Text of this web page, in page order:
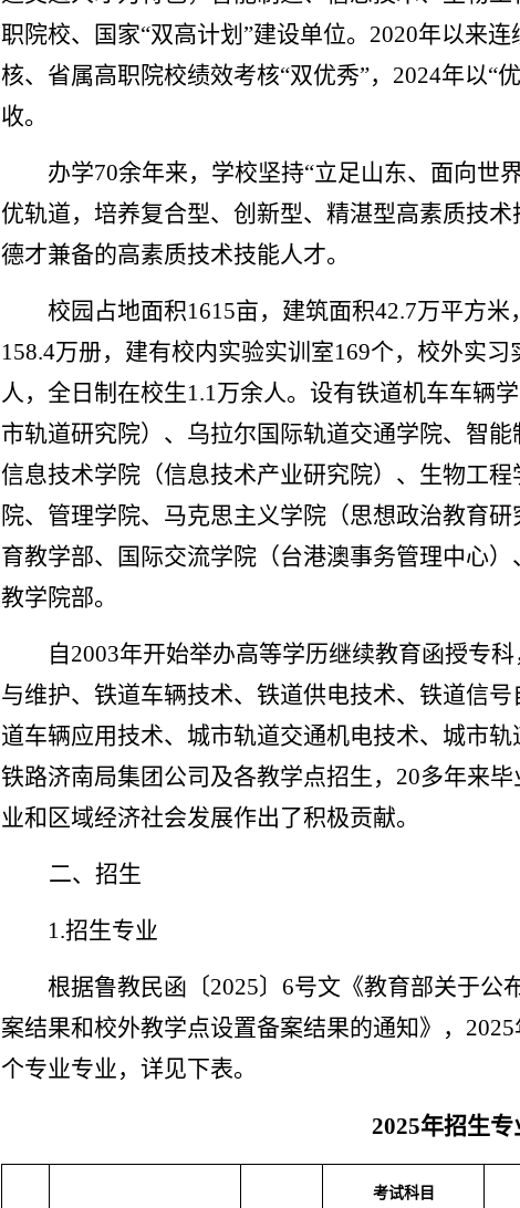
职院校、国家“双高计划”建设单位。2020年以来
核、省属高职院校绩效考核“双优秀”，2024年以“
收。
办学70余年来，学校坚持“立足山东、面向世
优轨道，培养复合型、创新型、精湛型高素质技
德才兼备的高素质技术技能人才。
校园占地面积1615亩，建筑面积42.7万平方
158.4万册，建有校内实验实训室169个，校外实
人，全日制在校生1.1万余人。设有铁道机车车辆
市轨道研究院）、乌拉尔国际轨道交通学院、智
信息技术学院（信息技术产业研究院）、生物工
院、管理学院、马克思主义学院（思想政治教育
育教学部、国际交流学院（台港澳事务管理中心
教学院部。
自2003年开始举办高等学历继续教育函授专科
与维护、铁道车辆技术、铁道供电技术、铁道信
道车辆应用技术、城市轨道交通机电技术、城市
铁路济南局集团公司 及各教学点招生， 20多年来
业和区域经济社会发展作出了积极贡献。
二、招生
1.招生专业
根据鲁教民函〔2025〕6号文《教育部关于公
案结果和校外教学点设置备案结果的通知》，
个专业专业，详见下表。
2025年招生专
考试科目